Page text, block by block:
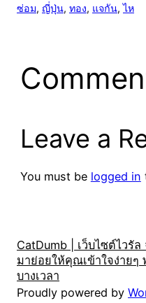
ซ่อม, ญี่ปุ่น, ทอง, แจกัน, ไห
Leave a
You must be logged in
CatDumb | เว็บไซต์ไวรั
มาย่อยให้คุณเข้าใจง่ายๆ
บางเวลา
Proudly powered by